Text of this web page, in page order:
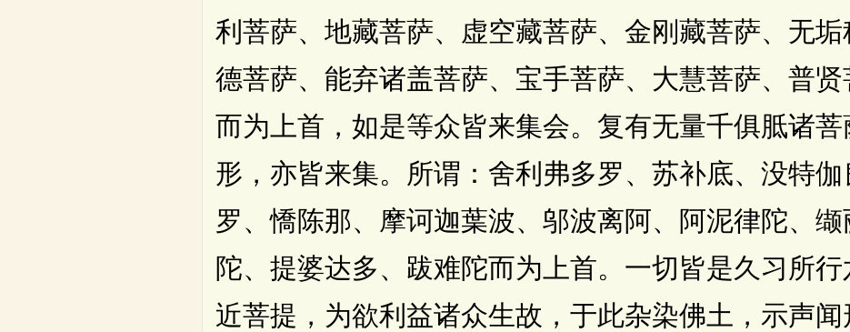
利菩萨、地藏菩萨、虚空藏菩萨、金刚藏菩萨、无
德菩萨、能弃诸盖菩萨、宝手菩萨、大慧菩萨、普
而为上首，如是等众皆来集会。复有无量千俱胝诸菩
形，亦皆来集。所谓：舍利弗多罗、苏补底、没特
罗、憍陈那、摩诃迦葉波、邬波离阿、阿泥律陀、
陀、提婆达多、跋难陀而为上首。一切皆是久习所
近菩提，为欲利益诸众生故，于此杂染佛土，示声